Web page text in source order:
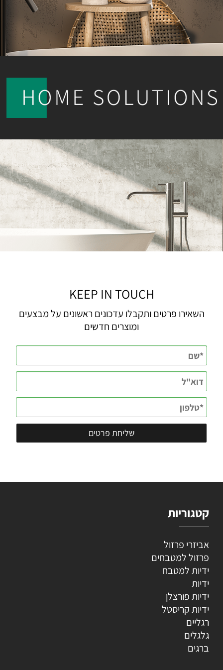
KEEP IN TOUCH
השאירו פרטים ותקבלו עדכונים ראשונים על מבצעים
ומוצרים חדשים
קטגוריות
אביזרי פרזול
פרזול למטבחים
ידיות למטבח
ידיות
ידיות פורצלן
ידיות קריסטל
רגליים
גלגלים
ברגים